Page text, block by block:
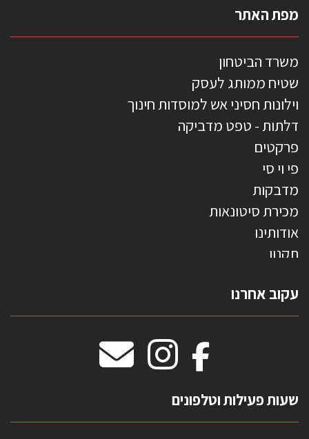
מפת האתר
משרד הביטחון
שטיח ממותג לעסק
וילונות חסיני אש למוסדות חינוך
דלתות - טפט מדביקה
פרקטים
פי וי סי
מדבקות
מכירת סיטונאות
אודותינו
תקנון
טפטים משולשים
וילונות חסיני אש
מדבקות אנטי סאן
עקוב אחרנו
שעות פעילות וטלפונים